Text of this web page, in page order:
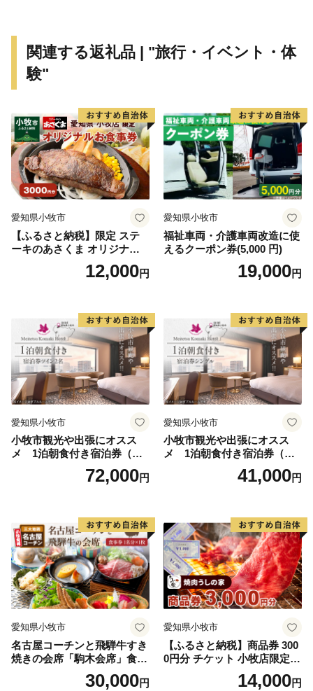
関連する返礼品 | "旅行・イベント・体
験"
愛知県小牧市
【ふるさと納税】限定 ステ
ーキのあさくま オリジナル
お食事券 3000円 お好きなメ
ニュー 好きなだけ コーンス
県 小牧店 小牧市 チケット 送
料無料
12,000円
愛知県小牧市
福祉車両・介護車両改造に使
えるクーポン券(5,000 円)
19,000円
愛知県小牧市
小牧市観光や出張にオスス
メ 1泊朝食付き宿泊券（ツ
72,000円
愛知県小牧市
小牧市観光や出張にオスス
メ 1泊朝食付き宿泊券（シ
41,000円
愛知県小牧市
名古屋コーチンと飛騨牛すき
焼きの会席「駒木会席」食事
30,000円
愛知県小牧市
【ふるさと納税】商品券 300
0円分 チケット 小牧店限定
お食事券 お食事チケット ラ
ンチ ディナー 金券 国産 本格
14,000円